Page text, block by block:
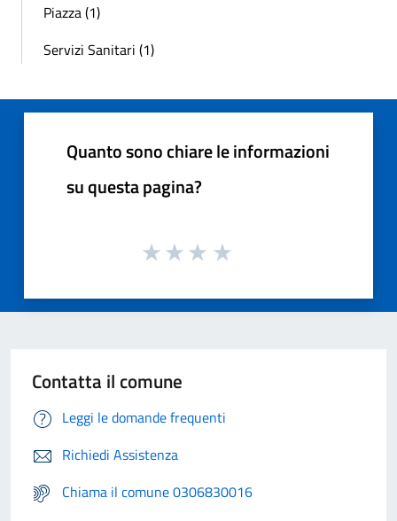
Piazza (1)
Servizi Sanitari (1)
Quanto sono chiare le informazioni
su questa pagina?
Contatta il comune
Leggi le domande frequenti
Richiedi Assistenza
Chiama il comune 0306830016